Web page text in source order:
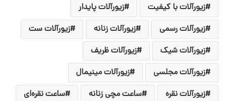
زیورآلات با کیفیت
زیورآلات پایدار
زیورآلات رسمی
زیورآلات زنانه
زیورآلات ست
زیورآلات شیک
زیورآلات ظریف
زیورآلات مجلسی
زیورآلات مینیمال
زیورآلات نقره
ساعت مچی زنانه
ساعت نقره‌ای